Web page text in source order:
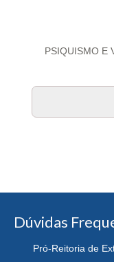
PSIQUISMO E
Dúvidas
Pró-Reitoria de